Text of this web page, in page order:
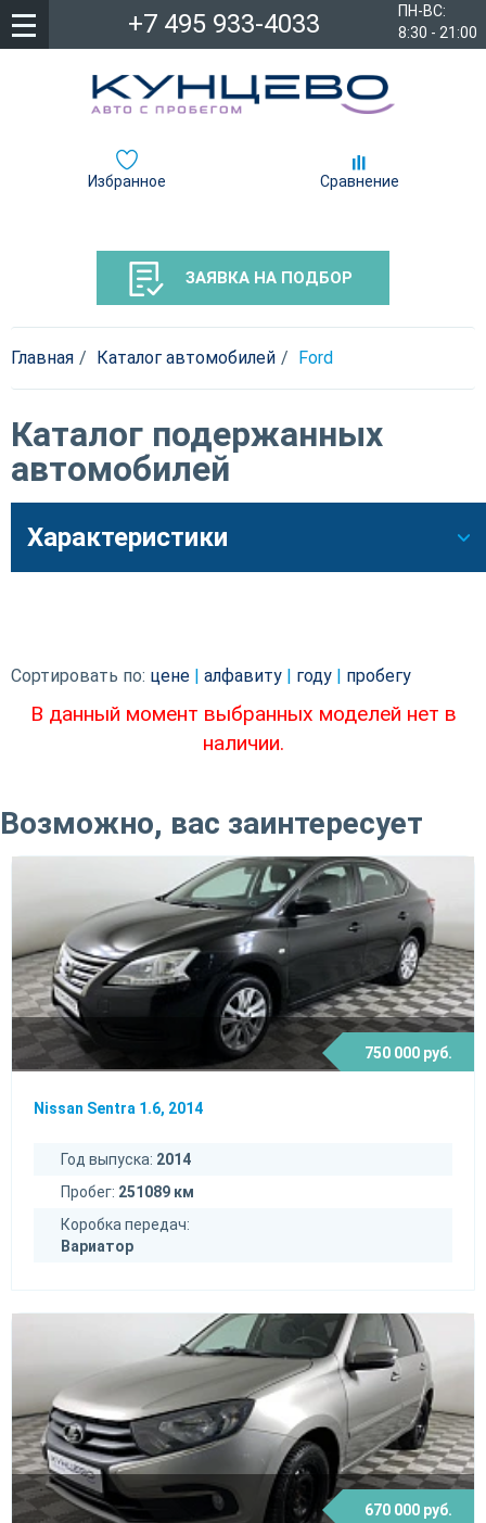
ПН-ВС:
8:30 - 21:00
+7 495 933-4033
Избранное Сравнение
ЗАЯВКА НА ПОДБОР
Главная Каталог автомобилей Ford
Каталог подержанных
автомобилей
Характеристики
Сортировать по: цене алфавиту году пробегу
В данный момент выбранных моделей нет в
наличии.
Возможно, вас заинтересует
750 000 руб.
Nissan Sentra 1.6, 2014
Год выпуска: 2014
Пробег: 251089 км
Коробка передач:
Вариатор
670 000 руб.